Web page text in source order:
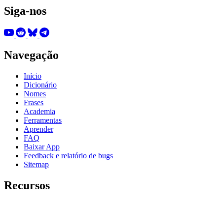
Siga-nos
Navegação
Início
Dicionário
Nomes
Frases
Academia
Ferramentas
Aprender
FAQ
Baixar App
Feedback e relatório de bugs
Sitemap
Recursos